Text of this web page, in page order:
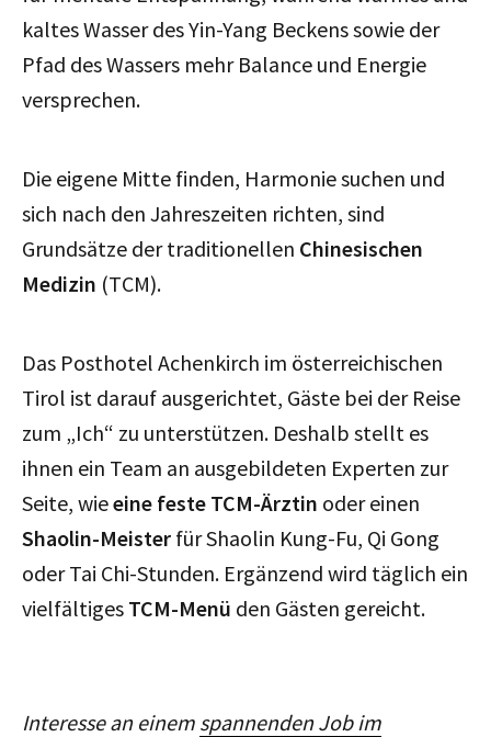
kaltes Wasser des Yin-Yang Beckens sowie der
Pfad des Wassers mehr Balance und Energie
versprechen.
Die eigene Mitte finden, Harmonie suchen und
sich nach den Jahreszeiten richten, sind
Grundsätze der traditionellen Chinesischen
Medizin (TCM).
Das Posthotel Achenkirch im österreichischen
Tirol ist darauf ausgerichtet, Gäste bei der Reise
zum „Ich“ zu unterstützen. Deshalb stellt es
ihnen ein Team an ausgebildeten Experten zur
Seite, wieeine feste TCM-Ärztin oder einen
Shaolin-Meister für Shaolin Kung-Fu, Qi Gong
oder Tai Chi-Stunden. Ergänzend wird täglich ein
vielfältiges TCM-Menü den Gästen gereicht.
Interesse an einem spannenden Job im